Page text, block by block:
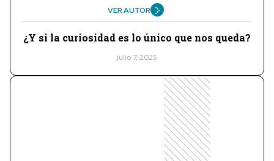
VER AUTOR
¿Y si la curiosidad es lo único que nos queda?
julio 7, 2025